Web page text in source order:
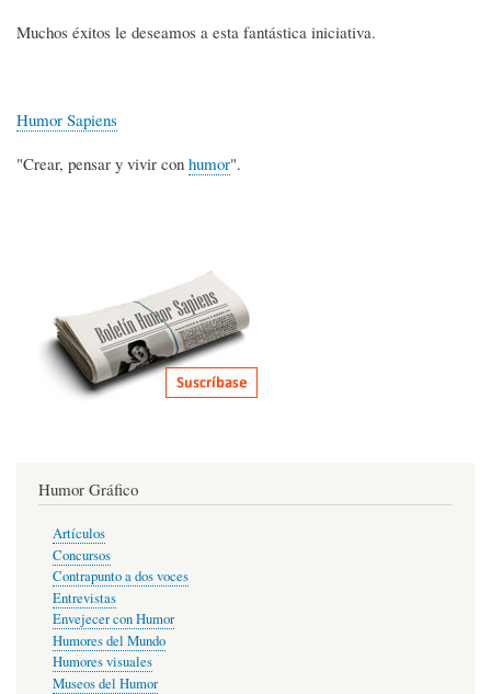
Muchos éxitos le deseamos a esta fantástica iniciativa.
Humor Sapiens
"Crear, pensar y vivir con humor".
Humor Gráfico
Artículos
Concursos
Contrapunto a dos voces
Entrevistas
Envejecer con Humor
Humores del Mundo
Humores visuales
Museos del Humor